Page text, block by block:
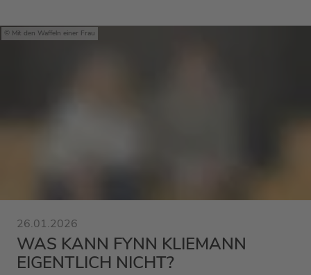
Mit den Waffeln einer Frau
26.01.2026
WAS KANN FYNN KLIEMANN
EIGENTLICH NICHT?